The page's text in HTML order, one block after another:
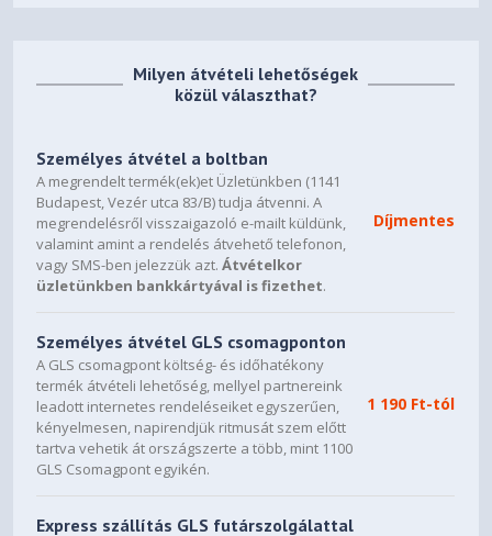
Milyen átvételi lehetőségek
közül választhat?
Személyes átvétel a boltban
A megrendelt termék(ek)et Üzletünkben (1141
Budapest, Vezér utca 83/B) tudja átvenni. A
megrendelésről visszaigazoló e-mailt küldünk,
valamint amint a rendelés átvehető telefonon,
vagy SMS-ben jelezzük azt.Átvételkor
üzletünkben bankkártyával is fizethet.
Díjmentes
Személyes átvétel GLS csomagponton
A GLS csomagpont költség- és időhatékony
termék átvételi lehetőség, mellyel partnereink
leadott internetes rendeléseiket egyszerűen,
kényelmesen, napirendjük ritmusát szem előtt
tartva vehetik át országszerte a több, mint 1100
GLS Csomagpont egyikén.
1 190 Ft-tól
Express szállítás GLS futárszolgálattal